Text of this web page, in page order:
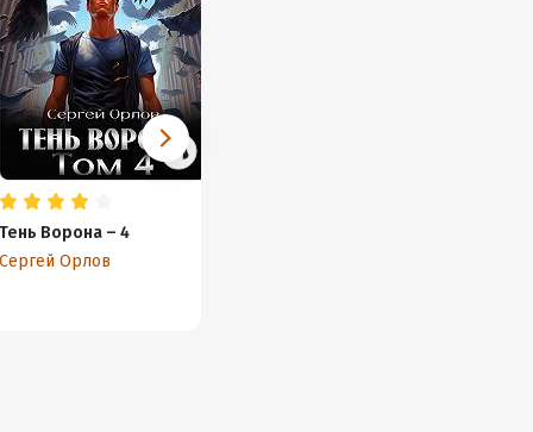
Тень Ворона – 4
Сергей Орлов